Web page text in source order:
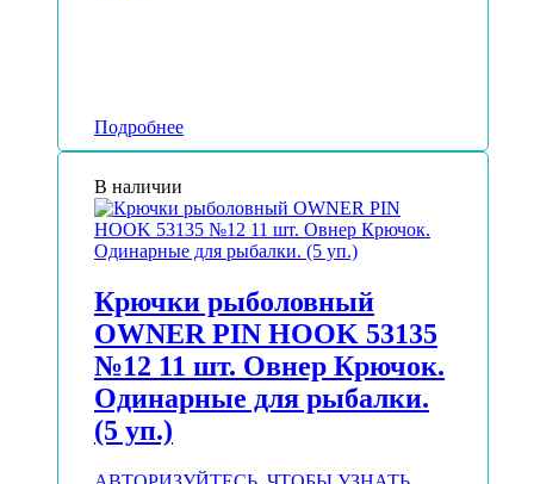
Подробнее
В наличии
Крючки рыболовный
OWNER PIN HOOK 53135
№12 11 шт. Овнер Крючок.
Одинарные для рыбалки.
(5 уп.)